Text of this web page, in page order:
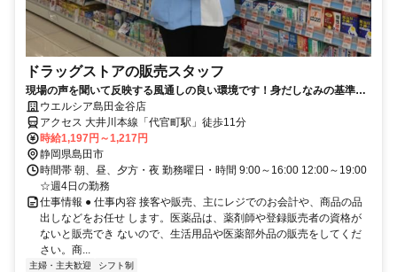
ドラッグストアの販売スタッフ
現場の声を聞いて反映する風通しの良い環境です！身だしなみの基準を
大幅に緩和しました！
ウエルシア島田金谷店
アクセス 大井川本線「代官町駅」徒歩11分
時給1,197円～1,217円
静岡県島田市
時間帯 朝、昼、夕方・夜 勤務曜日・時間 9:00～16:00 12:00～19:00
☆週4日の勤務
仕事情報 ● 仕事内容 接客や販売、主にレジでのお会計や、商品の品
出しなどをお任せ します。医薬品は、薬剤師や登録販売者の資格が
ないと販売でき ないので、生活用品や医薬部外品の販売をしてくだ
さい。商...
主婦・主夫歓迎 シフト制